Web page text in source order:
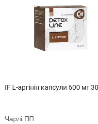
IF L-аргінін капсули 600 мг
Чарлі ПП